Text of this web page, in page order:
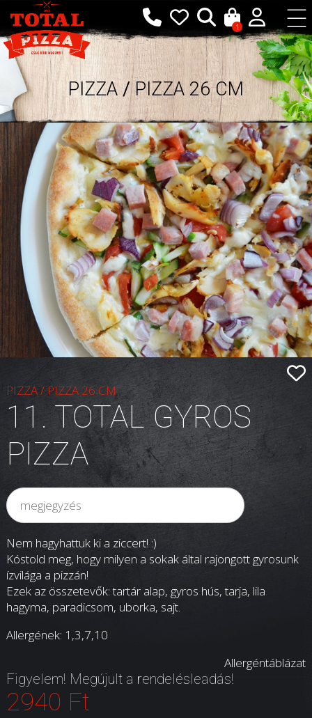
1
PIZZA/PIZZA 26 CM
PIZZA/ PIZZA 26 CM
11. TOTAL GYROS
PIZZA
Nem hagyhattuk ki a ziccert! :)
Kóstold meg, hogy milyen a sokak által rajongott gyrosunk
ízvilága a pizzán!
Ezek az összetevők: tartár alap, gyros hús, tarja, lila
hagyma, paradicsom, uborka, sajt.
Allergének: 1,3,7,10
Allergéntáblázat
Figyelem! Megújult a rendelésleadás!
2940 Ft